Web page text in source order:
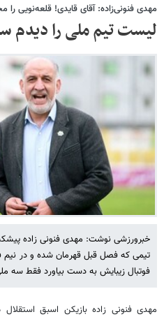
مهدی فنونی‌زاده: آقای قایدی! قلعه‌نویی را
لیست تیم ملی را دیدم
خبرورزشی نوشت: مهدی فنونی زاده
تیمی که فصل قبل قهرمان شده و در نیم
فوتبال زیبایش به دست بیاورد فقط سه
مهدی فنونی زاده بازیکن اسبق